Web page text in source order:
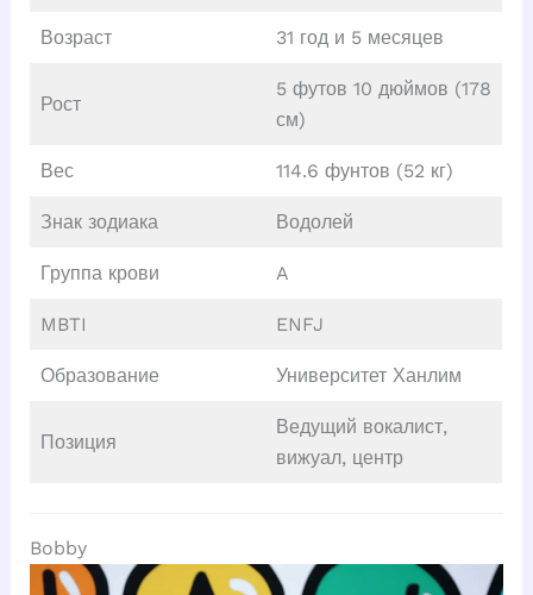
Возраст 31 год и 5 месяцев
Рост
5 футов 10 дюймов (178
см)
Вес 114.6 фунтов (52 кг)
Знак зодиака Водолей
Группа крови A
MBTI ENFJ
Образование Университет Ханлим
Позиция
Ведущий вокалист,
вижуал, центр
Bobby